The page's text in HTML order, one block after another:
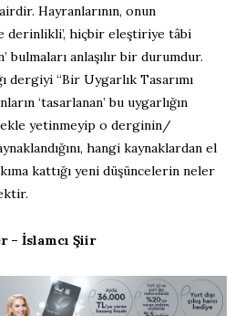
Hayranlarının, onun
derinlikli’, hiçbir eleştiriye tâbi
bulmaları anlaşılır bir durumdur.
dergiyi “Bir Uygarlık Tasarımı
‘tasarlanan’ bu uygarlığın
yetinmeyip o derginin/
hangi kaynaklardan el
kattığı yeni düşüncelerin neler
– İslamcı Şiir